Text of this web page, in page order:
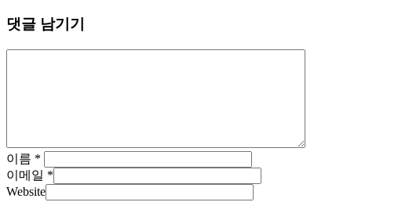
댓글 남기기
이름 *
이메일 *
Website